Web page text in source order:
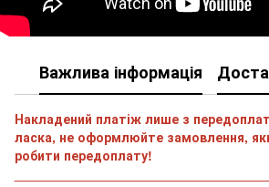
Важлива інформація
Накладений платіж лише з
ласка, не оформлюйте замовлення,
робити передоплату!